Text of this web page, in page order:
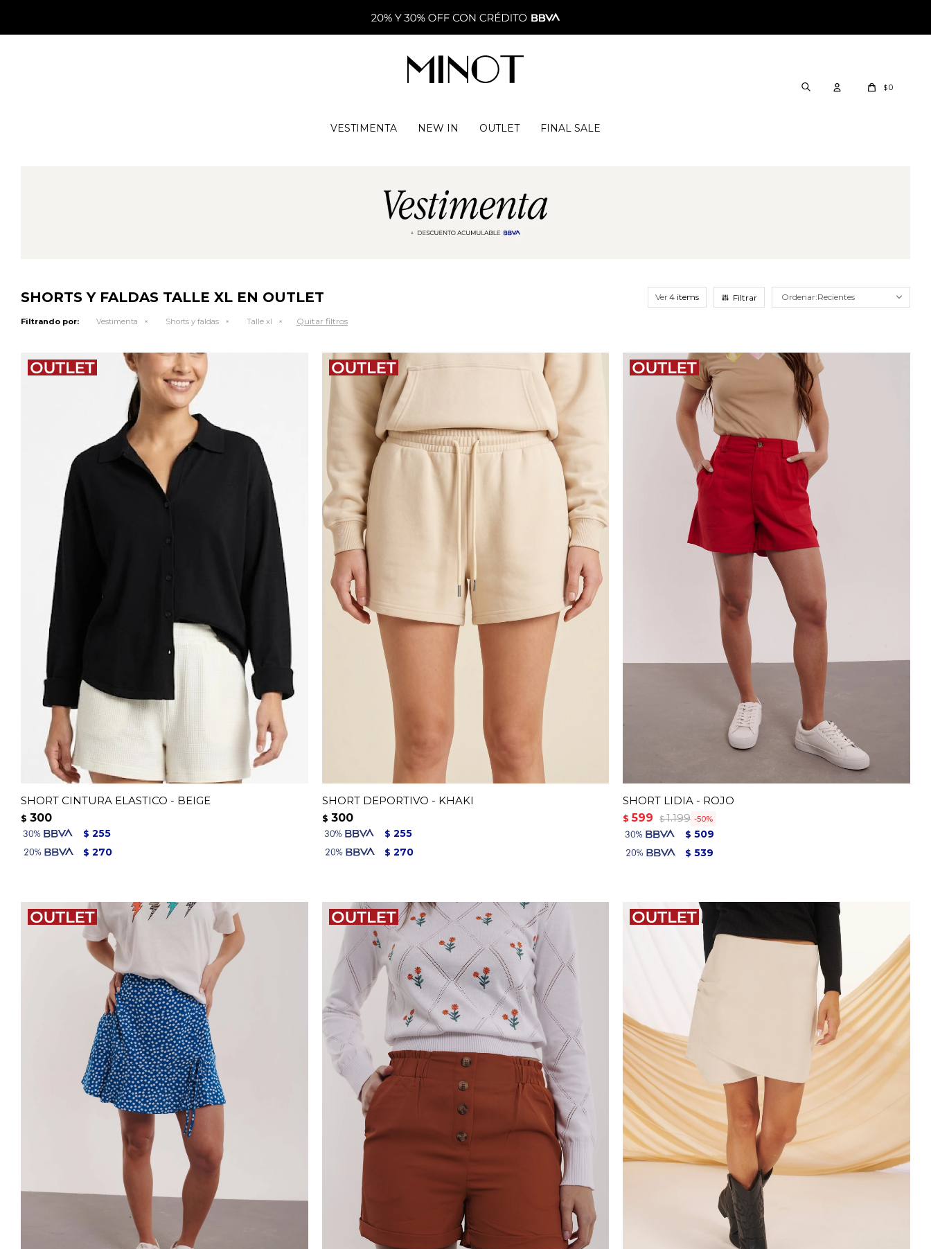
VESTIMENTA NEW IN OUTLET FINAL SALE
$0
SHORTS Y FALDAS TALLE XL EN OUTLET Ver Recientes
Filtrando por: Vestimenta Shorts y faldas Talle xl Quitar filtros
SHORT CINTURA ELASTICO - BEIGE
$ 300
$ 255
$ 270
SHORT DEPORTIVO - KHAKI
$ 300
$ 255
$ 270
SHORT LIDIA - ROJO
$ 599 $ 1.199 50
$ 509
$ 539